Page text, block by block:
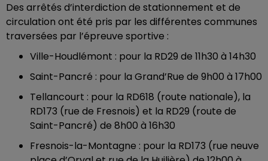
Des arrêtés d’interdiction de stationnement et de
circulation ont été pris par les différentes communes
traversées par l’épreuve sportive :
Ville-Houdlémont : pour la RD29 de 11h30 à 14h30
Saint-Pancré : pour la Grand’Rue de 9h00 à 17h00
Tellancourt : pour la RD618 (route nationale), la
RD173 (rue de Fresnois) et la RD29 (route de
Saint-Pancré) de 8h00 à 16h30
Fresnois-la-Montagne : pour la RD173 (rue neuve